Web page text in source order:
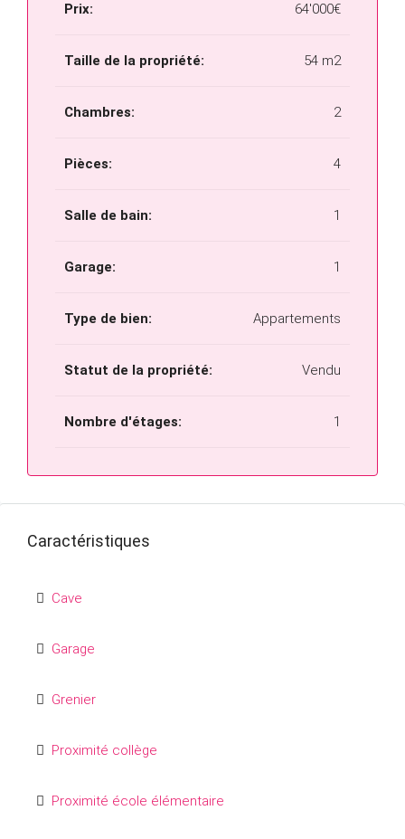
Prix: 64'000€
Taille de la propriété: 54 m2
Chambres: 2
Pièces: 4
Salle de bain: 1
Garage: 1
Type de bien: Appartements
Statut de la propriété: Vendu
Nombre d'étages: 1
Caractéristiques
Cave
Garage
Grenier
Proximité collège
Proximité école élémentaire